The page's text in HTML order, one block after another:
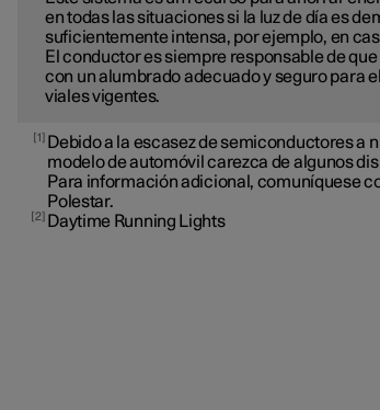
en todas las situaciones si la luz de día es
suficientemente intensa, por ejemplo, en
El conductor es siempre responsable de
con un alumbrado adecuado y seguro para
viales vigentes.
1
Debido a la escasez de semiconductores a
modelo de automóvil carezca de algunos
Para información adicional, comuníquese
Polestar.
2 Daytime Running Lights